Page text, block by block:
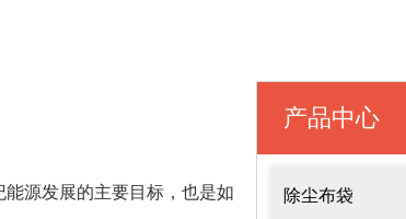
源发展的主要目标，也是如
产品中心
除尘布袋